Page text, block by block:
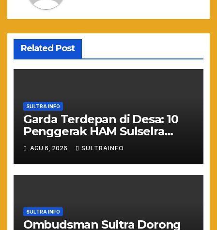
Related Post
SULTRA INFO
Garda Terdepan di Desa: 10
Penggerak HAM Sulselra
Resmi Bertugas Mengawal
Asta Cita Prabowo
AGU 6, 2026 SULTRAINFO
SULTRA INFO
Ombudsman Sultra Dorong